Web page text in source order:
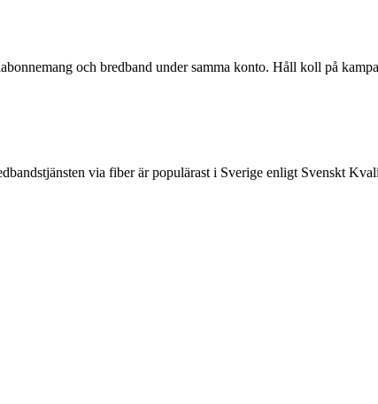
och bredband under samma konto. Håll koll på
via fiber är populärast i Sverige enligt Svenskt